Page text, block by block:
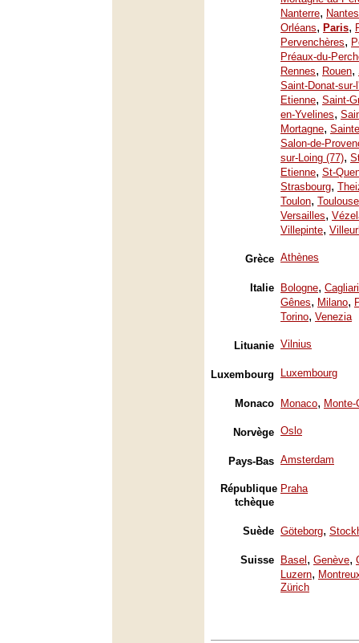
Nanterre, Nantes
Orléans, Paris,
Pervenchères,
Préaux-du-
Rennes, Rouen,
Saint-Donat-sur-
Etienne, Saint-
en-Yvelines,
Mortagne,
Salon-de-
sur-Loing (77),
Etienne, St-
Strasbourg,
Toulon, Toulouse
Versailles,
Villepinte,
Grèce Athènes
Italie Bologne, Cagliari
Gênes, Milano,
Torino, Venezia
Lituanie Vilnius
Luxembourg Luxembourg
Monaco Monaco, Monte-
Norvège Oslo
Pays-Bas Amsterdam
République
tchèque
Praha
Suède Göteborg,
Suisse Basel , Genève,
Luzern,
Zürich